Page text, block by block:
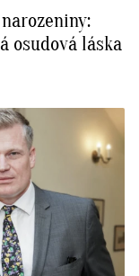
osudová láska